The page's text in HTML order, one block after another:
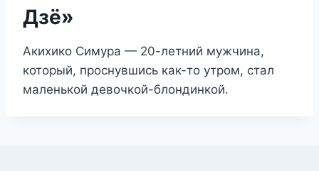
Дзё»
Акихико Симура — 20-летний мужчина,
который, проснувшись как-то утром, стал
маленькой девочкой-блондинкой.